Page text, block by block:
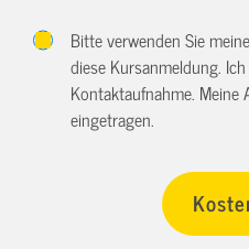
Bitte verwenden Sie
diese Kursanmeldung.
Kontaktaufnahme. Meine
eingetragen.